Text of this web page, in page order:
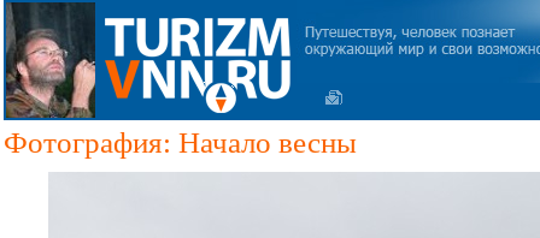
Фотография: Начало весны